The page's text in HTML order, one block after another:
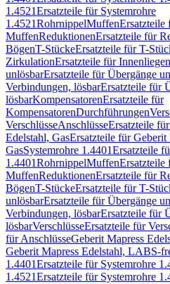
1.4521Ersatzteile für Systemrohre
1.4521RohrnippelMuffenErsatzteile
MuffenReduktionenErsatzteile für
BögenT-StückeErsatzteile für T-
ZirkulationErsatzteile für
unlösbarErsatzteile für Übergänge
Verbindungen, lösbarErsatzteile für
lösbarKompensatorenErsatzteile für
KompensatorenDurchführungen
VerschlüsseAnschlüsseErsatzteile
Edelstahl, GasErsatzteile für Geberit
GasSystemrohre 1.4401Ersatzteile
1.4401RohrnippelMuffenErsatzteile
MuffenReduktionenErsatzteile für
BögenT-StückeErsatzteile für T-
unlösbarErsatzteile für Übergänge
Verbindungen, lösbarErsatzteile für
lösbarVerschlüsseErsatzteile für
für AnschlüsseGeberit Mapress
Geberit Mapress Edelstahl, LABS-
1.4401Ersatzteile für Systemrohre
1.4521Ersatzteile für Systemrohre